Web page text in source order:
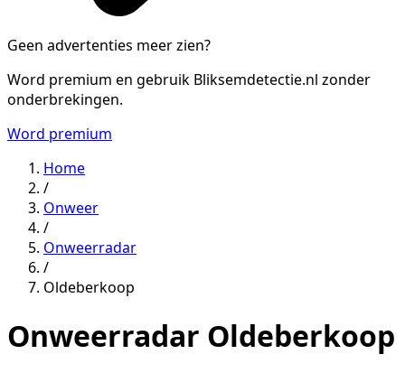
Geen advertenties meer zien?
Word premium en gebruik Bliksemdetectie.nl zonder
onderbrekingen.
Word premium
Home
/
Onweer
/
Onweerradar
/
Oldeberkoop
Onweerradar Oldeberkoop